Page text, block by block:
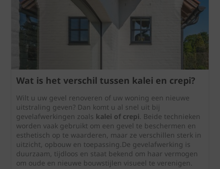
Wat is het verschil tussen kalei en crepi?
Wilt u uw gevel renoveren of uw woning een nieuwe
uitstraling geven? Dan komt u al snel uit bij
gevelafwerkingen zoals kalei of crepi. Beide technieken
worden vaak gebruikt om een gevel te beschermen en
esthetisch op te waarderen, maar ze verschillen sterk in
uitzicht, opbouw en toepassing.De gevelafwerking is
duurzaam, tijdloos en staat bekend om haar vermogen
om oude en nieuwe bouwstijlen visueel te verenigen.